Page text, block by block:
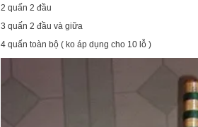
2 quấn 2 đầu
3 quấn 2 đầu và giữa
4 quấn toàn bộ ( ko áp dụng cho 10 lỗ )